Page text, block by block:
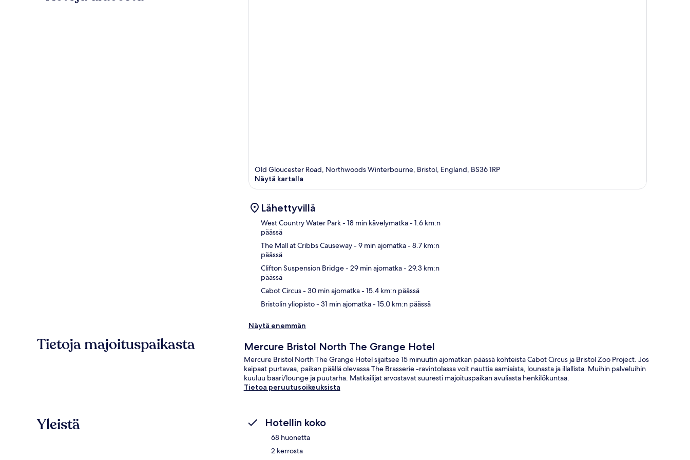
Old Gloucester Road, Northwoods Winterbourne, Bristol, England, BS36 1RP
Näytä kartalla
Lähettyvillä
West Country Water Park- 18 min kävelymatka- 1.6 km:n
päässä
The Mall at Cribbs Causeway- 9 min ajomatka- 8.7 km:n
päässä
Clifton Suspension Bridge- 29 min ajomatka- 29.3 km:n
päässä
Cabot Circus- 30 min ajomatka- 15.4 km:n päässä
Bristolin yliopisto- 31 min ajomatka- 15.0 km:n päässä
Näytä enemmän
Tietoja majoituspaikasta Mercure Bristol North The Grange Hotel
Mercure Bristol North The Grange Hotel sijaitsee 15 minuutin ajomatkan päässä kohteista Cabot Circus ja Bristol Zoo Project. Jos
kaipaat purtavaa, paikan päällä olevassa The Brasserie -ravintolassa voit nauttia aamiaista, lounasta ja illallista. Muihin palveluihin
kuuluu baari/lounge ja puutarha. Matkailijat arvostavat suuresti majoituspaikan avuliasta henkilökuntaa.
Tietoa peruutusoikeuksista
Yleistä Hotellin koko
68 huonetta
2 kerrosta